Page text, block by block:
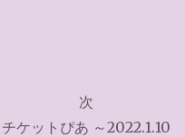
次
チケットぴあ ～2022.1.10